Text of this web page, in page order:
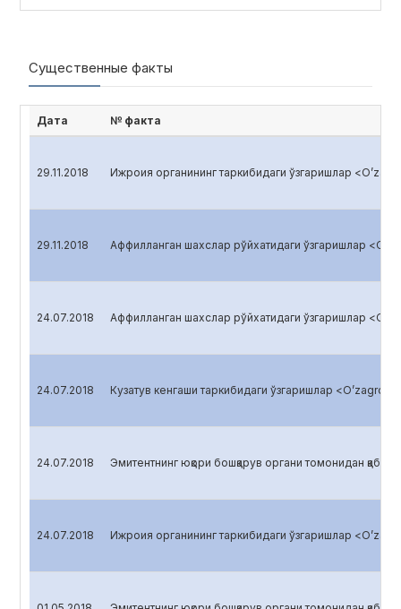
Существенные факты
Дата № факта
29.11.2018 Ижроия органининг таркибидаги ўзгаришлар
29.11.2018 Аффилланган шахслар рўйхатидаги ўзгаришлар
24.07.2018 Аффилланган шахслар рўйхатидаги ўзгаришлар
24.07.2018 Кузатув кенгаши таркибидаги ўзгаришлар
24.07.2018 Эмитентнинг юқори бошқарув органи томонидан қабул
24.07.2018 Ижроия органининг таркибидаги ўзгаришлар